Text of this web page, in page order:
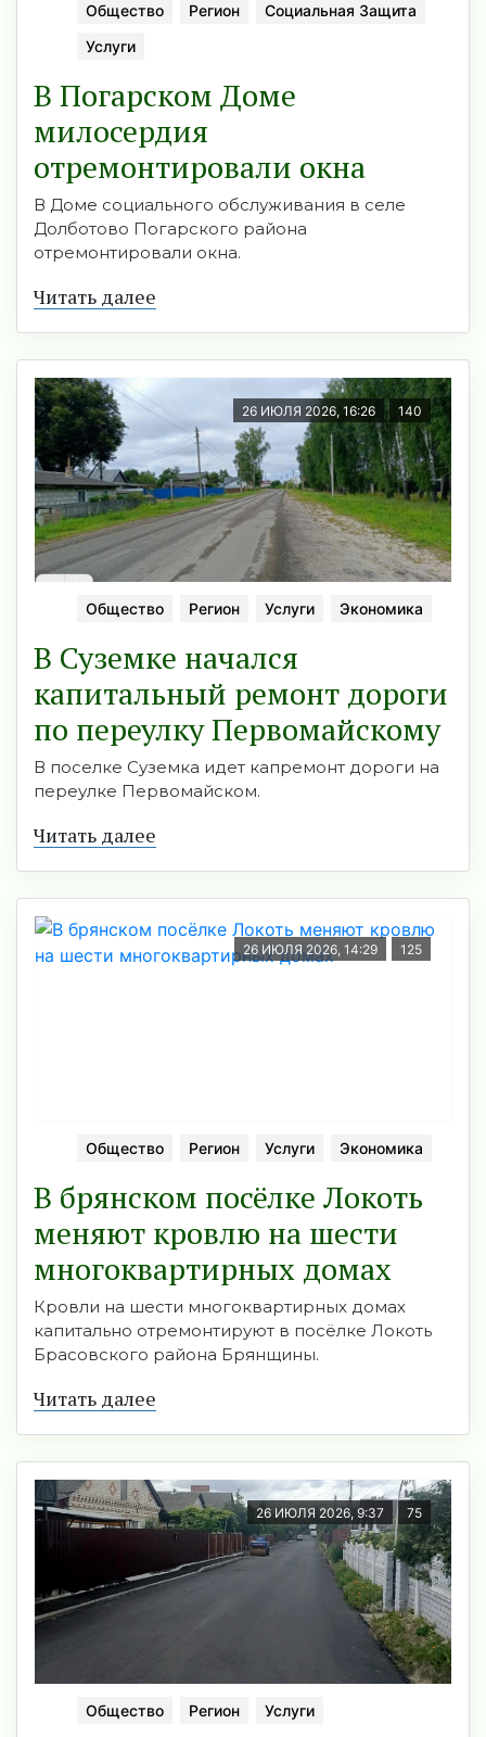
Общество Регион
Социальная Защита
Услуги
В Погарском Доме
милосердия
отремонтировали окна
В Доме социального обслуживания в селе
Долботово Погарского района
отремонтировали окна.
Читать далее
26 ИЮЛЯ 2026, 16:26 140
Общество Регион Услуги Экономика
В Суземке начался
капитальный ремонт дороги
по переулку Первомайскому
В поселке Суземка идет капремонт дороги на
переулке Первомайском.
Читать далее
26 ИЮЛЯ 2026, 14:29 125
Общество Регион Услуги Экономика
В брянском посёлке Локоть
меняют кровлю на шести
многоквартирных домах
Кровли на шести многоквартирных домах
капитально отремонтируют в посёлке Локоть
Брасовского района Брянщины.
Читать далее
26 ИЮЛЯ 2026, 9:37 75
Общество Регион Услуги